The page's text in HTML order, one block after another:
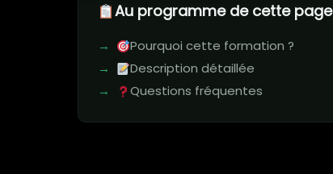
Au programme de cette page
Pourquoi cette formation ?
Description détaillée
Questions fréquentes